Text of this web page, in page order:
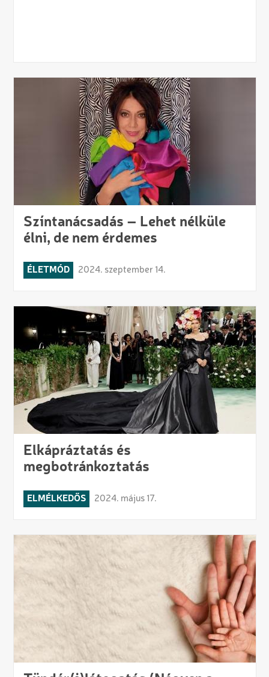
Színtanácsadás – Lehet nélküle
élni, de nem érdemes
ÉLETMÓD 2024. szeptember 14.
Elkápráztatás és
megbotránkoztatás
ELMÉLKEDŐS 2024. május 17.